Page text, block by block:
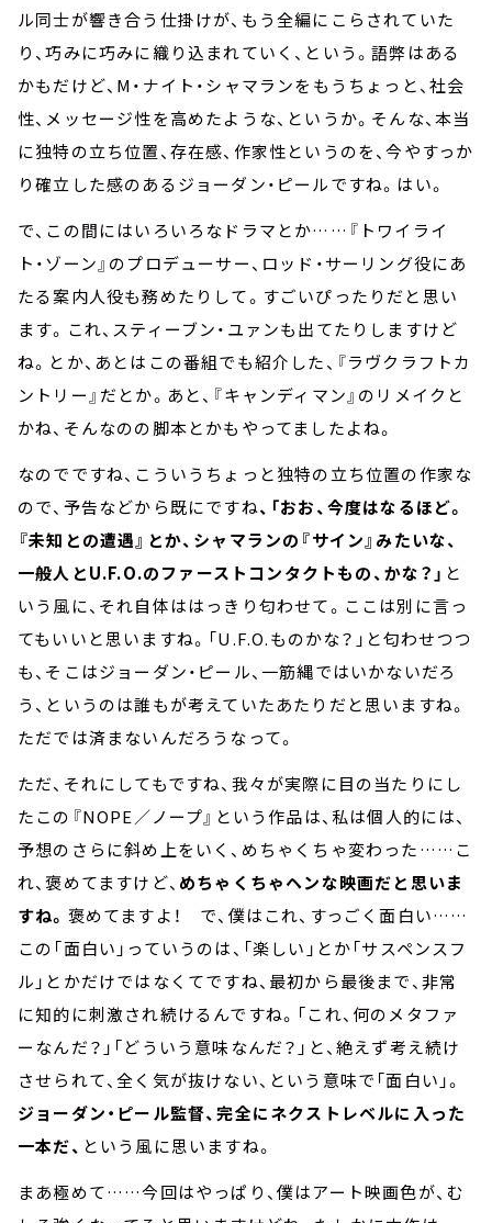
ル同士が響き合う仕掛けが、もう全編にこらされていた
り、巧みに巧みに織り込まれていく、という。語弊はある
かもだけど、M・ナイト・シャマランをもうちょっと、社会
性、メッセージ性を高めたような、というか。そんな、本当
に独特の立ち位置、存在感、作家性というのを、今やすっか
り確立した感のあるジョーダン・ピールですね。はい。
で、この間にはいろいろなドラマとか……『トワイライ
ト・ゾーン』のプロデューサー、ロッド・サーリング役にあ
たる案内人役も務めたりして。すごいぴったりだと思い
ます。これ、スティーブン・ユァンも出てたりしますけど
ね。とか、あとはこの番組でも紹介した、『ラヴクラフトカ
ントリー』だとか。あと、『キャンディマン』のリメイクと
かね、そんなのの脚本とかもやってましたよね。
なのでですね、こういうちょっと独特の立ち位置の作家な
ので、予告などから既にですね、「おお、今度はなるほど。
『未知との遭遇』とか、シャマランの『サイン』みたいな、
一般人とU.F.O.のファーストコンタクトもの、かな？」 と
いう風に、それ自体ははっきり匂わせて。ここは別に言っ
てもいいと思いますね。「U.F.O.ものかな？」と匂わせつつ
も、そこはジョーダン・ピール、一筋縄ではいかないだろ
う、というのは誰もが考えていたあたりだと思いますね。
ただでは済まないんだろうなって。
ただ、それにしてもですね、我々が実際に目の当たりにし
たこの『NOPE／ノープ』という作品は、私は個人的には、
予想のさらに斜め上をいく、めちゃくちゃ変わった……こ
れ、褒めてますけど、 めちゃくちゃヘンな映画だと思いま
すね。 褒めてますよ！ で、僕はこれ、すっごく面白い……
この「面白い」っていうのは、「楽しい」とか「サスペンスフ
ル」とかだけではなくてですね、最初から最後まで、非常
に知的に刺激され続けるんですね。「これ、何のメタファ
ーなんだ？」「どういう意味なんだ？」と、絶えず考え続け
させられて、全く気が抜けない、という意味で「面白い」。
ジョーダン・ピール監督、完全にネクストレベルに入った
一本だ、 という風に思いますね。
まあ極めて……今回はやっぱり、僕はアート映画色が、む